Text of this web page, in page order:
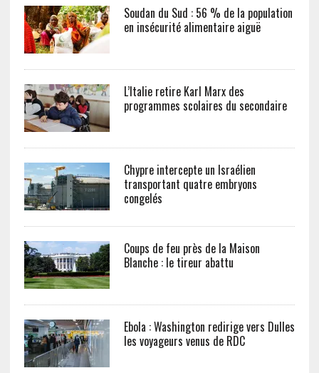
Soudan du Sud : 56 % de la population
en insécurité alimentaire aiguë
L’Italie retire Karl Marx des
programmes scolaires du secondaire
Chypre intercepte un Israélien
transportant quatre embryons
congelés
Coups de feu près de la Maison
Blanche : le tireur abattu
Ebola : Washington redirige vers Dulles
les voyageurs venus de RDC